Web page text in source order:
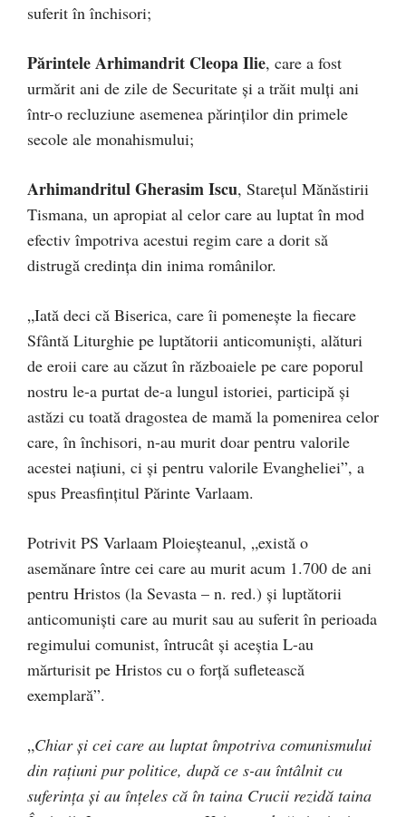
suferit în închisori;
Părintele Arhimandrit Cleopa Ilie, care a fost
urmărit ani de zile de Securitate și a trăit mulți ani
într-o recluziune asemenea părinților din primele
secole ale monahismului;
Arhimandritul Gherasim Iscu, Starețul Mănăstirii
Tismana, un apropiat al celor care au luptat în mod
efectiv împotriva acestui regim care a dorit să
distrugă credința din inima românilor.
„Iată deci că Biserica, care îi pomenește la fiecare
Sfântă Liturghie pe luptătorii anticomuniști, alături
de eroii care au căzut în războaiele pe care poporul
nostru le-a purtat de-a lungul istoriei, participă și
astăzi cu toată dragostea de mamă la pomenirea celor
care, în închisori, n-au murit doar pentru valorile
acestei națiuni, ci și pentru valorile Evangheliei”, a
spus Preasfințitul Părinte Varlaam.
Potrivit PS Varlaam Ploieșteanul, „există o
asemănare între cei care au murit acum 1.700 de ani
pentru Hristos (la Sevasta – n. red.) și luptătorii
anticomuniști care au murit sau au suferit în perioada
regimului comunist, întrucât și aceștia L-au
mărturisit pe Hristos cu o forță sufletească
exemplară”.
„Chiar și cei care au luptat împotriva comunismului
din rațiuni pur politice, după ce s-au întâlnit cu
suferința și au înțeles că în taina Crucii rezidă taina